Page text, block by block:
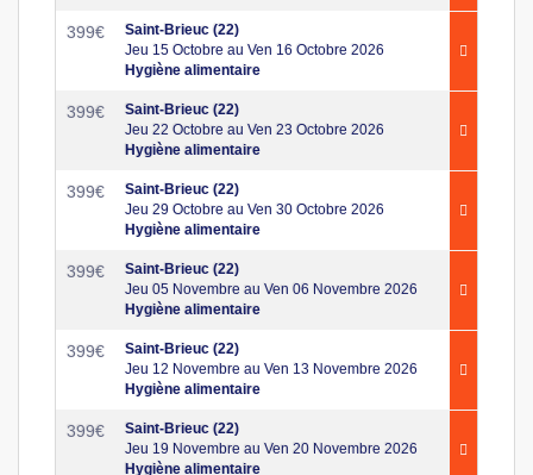
399€
Saint-Brieuc (22)
Jeu 15 Octobre au Ven 16 Octobre 2026
Hygiène alimentaire
399€
Saint-Brieuc (22)
Jeu 22 Octobre au Ven 23 Octobre 2026
Hygiène alimentaire
399€
Saint-Brieuc (22)
Jeu 29 Octobre au Ven 30 Octobre 2026
Hygiène alimentaire
399€
Saint-Brieuc (22)
Jeu 05 Novembre au Ven 06 Novembre 2026
Hygiène alimentaire
399€
Saint-Brieuc (22)
Jeu 12 Novembre au Ven 13 Novembre 2026
Hygiène alimentaire
399€
Saint-Brieuc (22)
Jeu 19 Novembre au Ven 20 Novembre 2026
Hygiène alimentaire